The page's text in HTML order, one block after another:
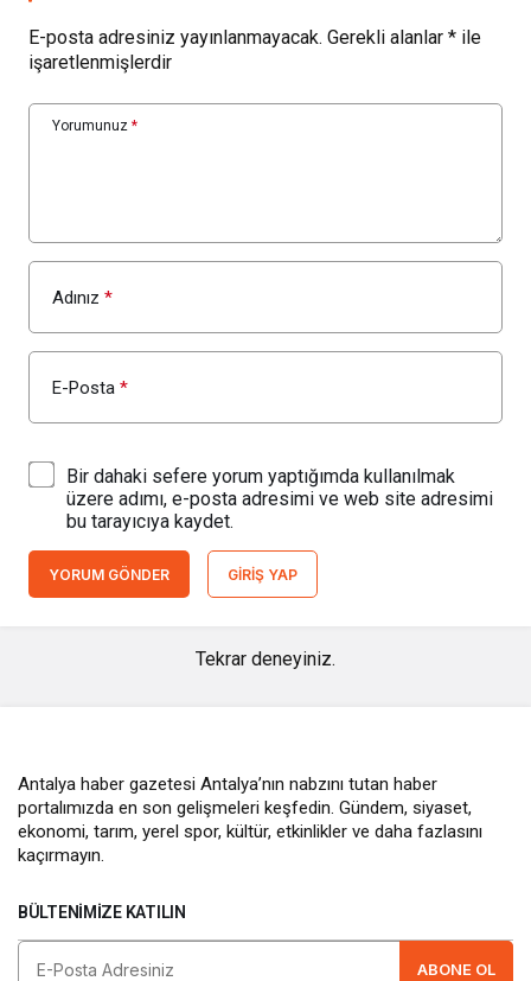
E-posta adresiniz yayınlanmayacak. Gerekli alanlar * ile
işaretlenmişlerdir
Yorumunuz *
Adınız *
E-Posta *
Bir dahaki sefere yorum yaptığımda kullanılmak
üzere adımı, e-posta adresimi ve web site adresimi
bu tarayıcıya kaydet.
YORUM GÖNDER GIRIŞ YAP
Tekrar deneyiniz.
Antalya haber gazetesi Antalya’nın nabzını tutan haber
portalımızda en son gelişmeleri keşfedin. Gündem, siyaset,
ekonomi, tarım, yerel spor, kültür, etkinlikler ve daha fazlasını
kaçırmayın.
BÜLTENIMIZE KATILIN
ABONE OL